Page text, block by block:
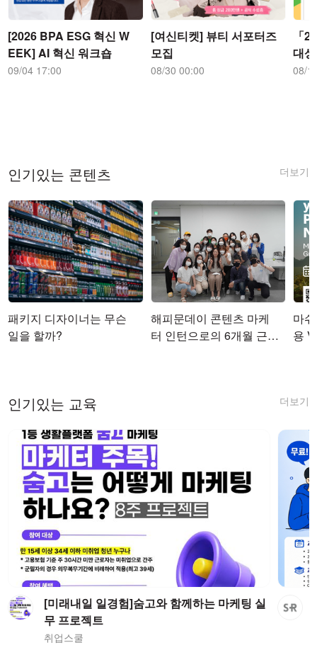
[2026 BPA ESG 혁신 W
EEK] AI 혁신 워크숍
09/04 17:00
[여신티켓] 뷰티 서포터즈
모집
08/30 00:00
「
대
08/
더보기
인기있는 콘텐츠
패키지 디자이너는 무슨
일을 할까?
해피문데이 콘텐츠 마케
터 인턴으로의 6개월 근무
마쉬
용
더보기
인기있는 교육
[미래내일 일경험]숨고와 함께하는 마케팅 실
무 프로젝트
취업스쿨